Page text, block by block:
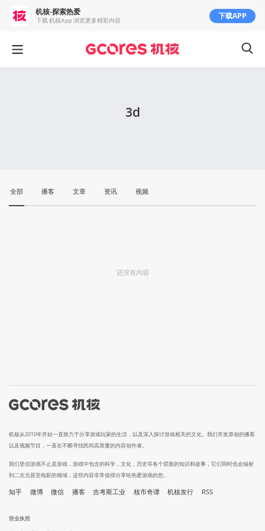
3d
全部 播客 文章 资讯 视频
还没有内容
机核从2010年开始一直致力于分享游戏玩家的生活，以及深入探讨游戏相关的文化。我们开发原创的播客
以及视频节目，一直在不断寻找民间高质量的内容创作者。
我们坚信游戏不止是游戏，游戏中包含的科学，文化，历史等各个层面的知识和故事，它们同时也会辐射
到二次元甚至电影的领域，这些内容非常值得分享给热爱游戏的您。
知乎 微博 微信 播客 吉考斯工业 核市奇谭 机核发行 RSS
营业执照
机核-探索热爱
下载 机核App 浏览更多精彩内容 下载APP